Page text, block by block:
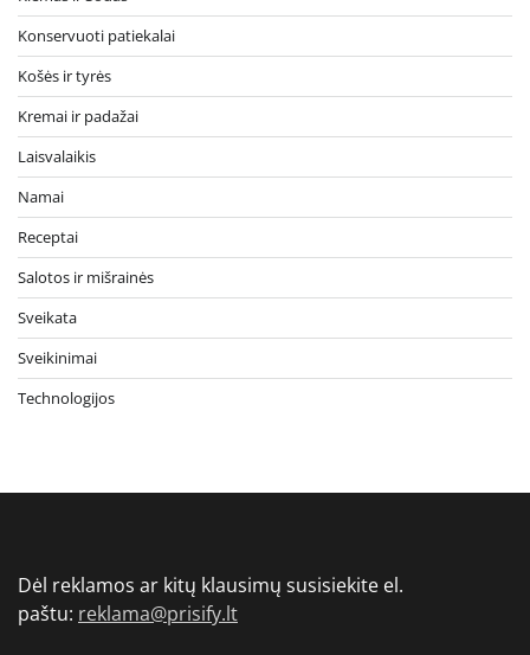
Konservuoti patiekalai
Košės ir tyrės
Kremai ir padažai
Laisvalaikis
Namai
Receptai
Salotos ir mišrainės
Sveikata
Sveikinimai
Technologijos
Dėl reklamos ar kitų klausimų susisiekite el.
paštu: reklama@prisify.lt